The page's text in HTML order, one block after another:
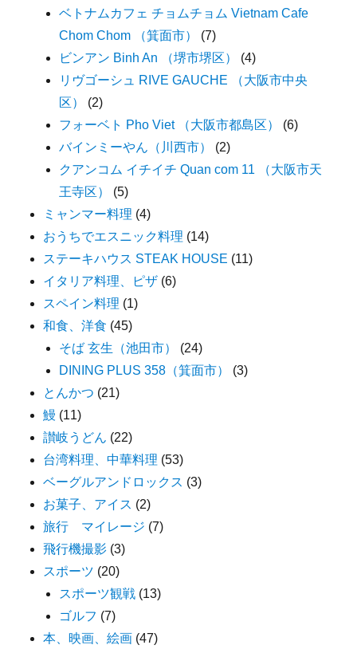
ベトナムカフェ チョムチョム Vietnam Cafe
Chom Chom （箕面市）
(7)
ビンアン Binh An （堺市堺区）
(4)
リヴゴーシュ RIVE GAUCHE （大阪市中央
区）
(2)
フォーベト Pho Viet （大阪市都島区）
(6)
バインミーやん（川西市）
(2)
クアンコム イチイチ Quan com 11 （大阪市天
王寺区）
(5)
ミャンマー料理 (4)
おうちでエスニック料理 (14)
ステーキハウス STEAK HOUSE (11)
イタリア料理、ピザ (6)
スペイン料理 (1)
和食、洋食 (45)
そば 玄生（池田市）
(24)
DINING PLUS 358（箕面市）
(3)
とんかつ (21)
鰻 (11)
讃岐うどん (22)
台湾料理、中華料理 (53)
ベーグルアンドロックス (3)
お菓子、アイス (2)
旅行 マイレージ (7)
飛行機撮影 (3)
スポーツ (20)
スポーツ観戦 (13)
ゴルフ (7)
本、映画、絵画 (47)